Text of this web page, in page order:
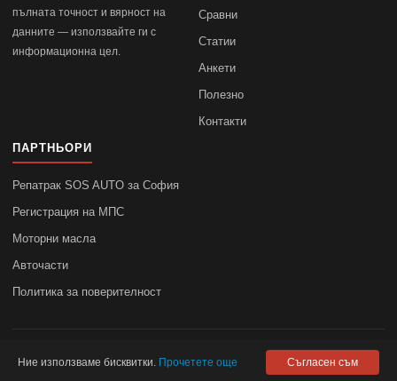
пълната точност и вярност на
данните — използвайте ги с
информационна цел.
Сравни
Статии
Анкети
Полезно
Контакти
ПАРТНЬОРИ
Репатрак SOS AUTO за София
Регистрация на МПС
Моторни масла
Авточасти
Политика за поверителност
autodata.bg не носи отговорност за точността на данните.
Ние използваме бисквитки. Прочетете още Съгласен съм